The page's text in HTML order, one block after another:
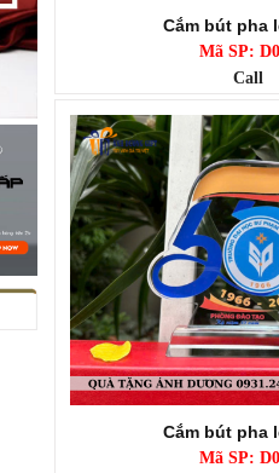
Cắm bút pha
Mã SP:
Call
Cắm bút pha
Mã SP: